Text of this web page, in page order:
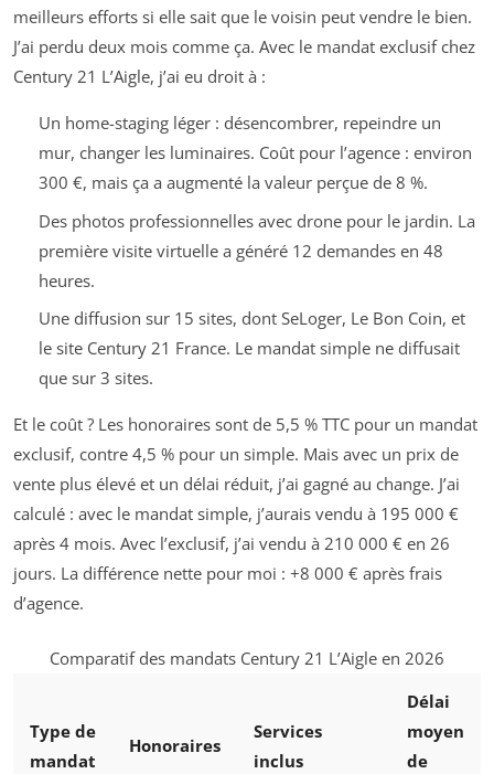
meilleurs efforts si elle sait que le voisin peut vendre le bien.
J’ai perdu deux mois comme ça. Avec le mandat exclusif chez
Century 21 L’Aigle, j’ai eu droit à :
Un home-staging léger : désencombrer, repeindre un
mur, changer les luminaires. Coût pour l’agence : environ
300 €, mais ça a augmenté la valeur perçue de 8 %.
Des photos professionnelles avec drone pour le jardin. La
première visite virtuelle a généré 12 demandes en 48
heures.
Une diffusion sur 15 sites, dont SeLoger, Le Bon Coin, et
le site Century 21 France. Le mandat simple ne diffusait
que sur 3 sites.
Et le coût ? Les honoraires sont de 5,5 % TTC pour un mandat
exclusif, contre 4,5 % pour un simple. Mais avec un prix de
vente plus élevé et un délai réduit, j’ai gagné au change. J’ai
calculé : avec le mandat simple, j’aurais vendu à 195 000 €
après 4 mois. Avec l’exclusif, j’ai vendu à 210 000 € en 26
jours. La différence nette pour moi : +8 000 € après frais
d’agence.
Comparatif des mandats Century 21 L’Aigle en 2026
Type de
mandat
Honoraires
Services
inclus
Délai
moyen
de